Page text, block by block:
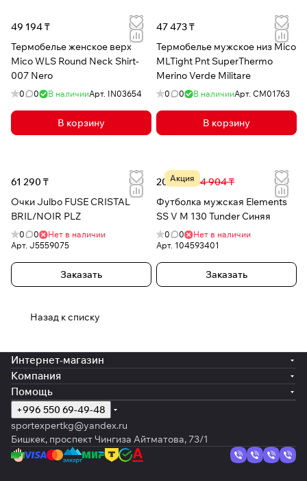
49 194 ₸
Термобелье женское верх
Mico WLS Round Neck Shirt-
007 Nero
0 0 В наличииАрт. IN03654
В корзину
47 473 ₸
Термобелье мужское низ Mico
MLTight Pnt SuperThermo
Merino Verde Militare
0 0 В наличииАрт. CM01763
В корзину
61 290 ₸
Очки Julbo FUSE CRISTAL
BRIL/NOIR PLZ
0 0
Нет в наличии
Арт. J5559075
Заказать
Акция
20 301 ₸ 44 904 ₸
Футболка мужская Elements
SS V M 130 Tunder Синяя
0 0
Нет в наличии
Арт. 104593401
Заказать
Назад к списку
Интернет-магазин
Компания
Помощь
+996 550 69-49-48
sportexpertkg@yandex.ru
Бишкек, проспект Чингиза Айтматова, 73/1